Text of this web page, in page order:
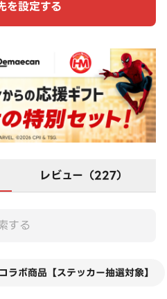
を設定する
レビュー（227）
ラボ商品【ステッカー抽選対象】